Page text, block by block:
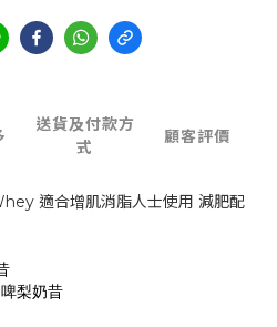
送貨及付款方
式
顧客評價
適合增肌消脂人士使用 減肥配
梨奶昔